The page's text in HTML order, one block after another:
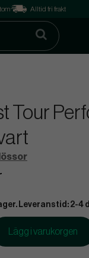
Alltid fri frakt
Tour
Leveranstid: 2-4
Lägg i varukorgen